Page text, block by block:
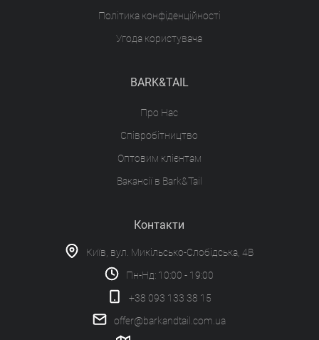
Політика конфіденційності
Угода користувача
BARK&TAIL
Про Нас
Співробітництво
Оптовим клієнтам
Вакансії в Bark&Tail
Контакти
Київ, вул. Микільсько-Слобідська, 4В
Пн-Нд: 10:00 - 19:00
+38 093 133 38 15
offer@barkandtail.com.ua